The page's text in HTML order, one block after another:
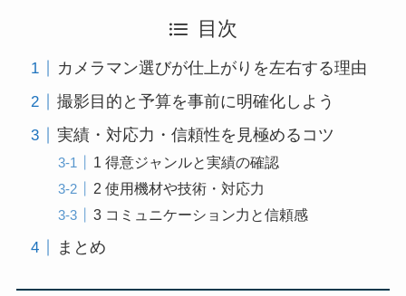
目次
カメラマン選びが仕上がりを左右する理由
撮影目的と予算を事前に明確化しよう
実績・対応力・信頼性を見極めるコツ
1 得意ジャンルと実績の確認
2 使用機材や技術・対応力
3 コミュニケーション力と信頼感
まとめ